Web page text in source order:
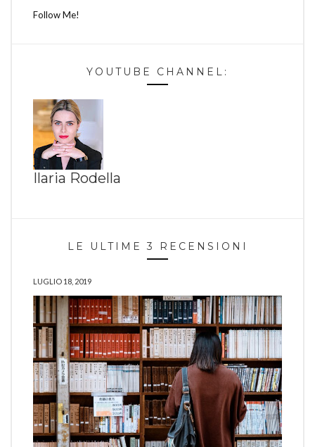
Follow Me!
YOUTUBE CHANNEL:
Ilaria Rodella
LE ULTIME 3 RECENSIONI
LUGLIO 18, 2019